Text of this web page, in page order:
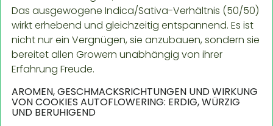
Das ausgewogene Indica/Sativa-Verhältnis (50/50)
wirkt erhebend und gleichzeitig entspannend. Es ist
nicht nur ein Vergnügen, sie anzubauen, sondern sie
bereitet allen Growern unabhängig von ihrer
Erfahrung Freude.
AROMEN, GESCHMACKSRICHTUNGEN UND WIRKUNG
VON COOKIES AUTOFLOWERING: ERDIG, WÜRZIG
UND BERUHIGEND